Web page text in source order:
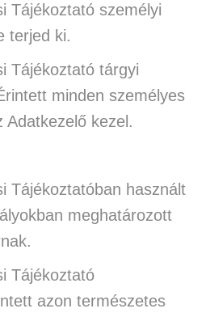
Tájékoztató személyi
terjed ki.
Tájékoztató tárgyi
minden személyes
Adatkezelő kezel.
Tájékoztatóban használt
meghatározott
Tájékoztató
azon természetes